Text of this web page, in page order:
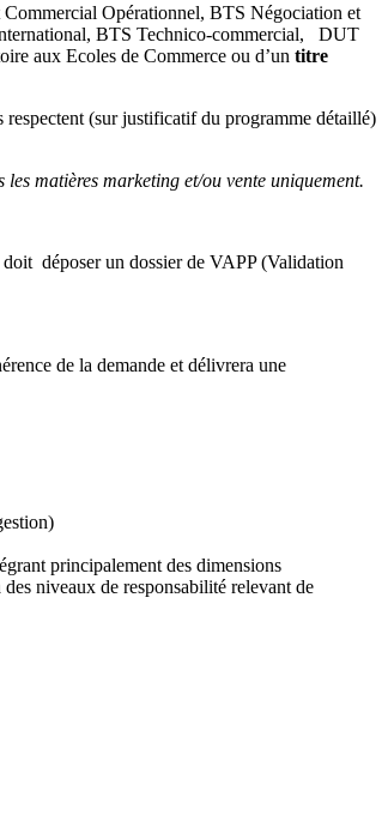
Opérationnel, BTS Négociation et
BTS Technico-commercial, DUT
aux Ecoles de Commerce ou d’un titre
(sur justificatif du programme détaillé)
matières marketing et/ou vente uniquement.
déposer un dossier de VAPP (Validation
de la demande et délivrera une
principalement des dimensions
niveaux de responsabilité relevant de